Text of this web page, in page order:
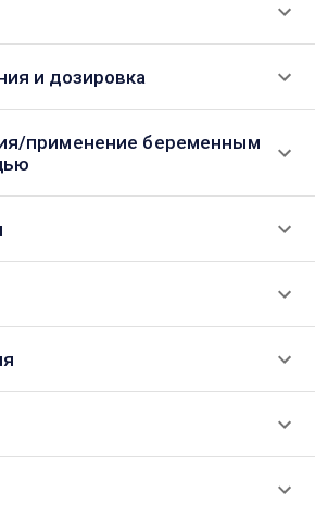
и дозировка
применение беременным